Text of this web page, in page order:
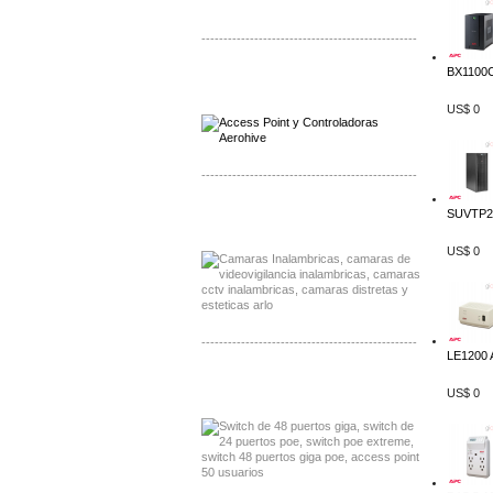
-------------------------------------------------
-------------------------------------------------
-------------------------------------------------
US$ 0
US$ 0
LE1200
US$ 0